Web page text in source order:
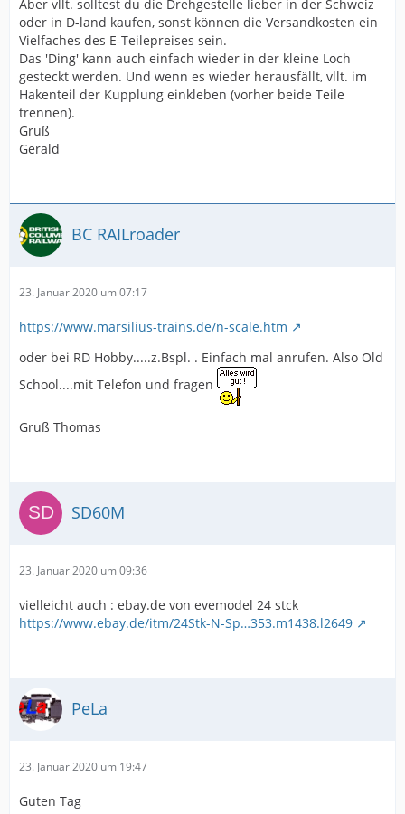
Aber vllt. solltest du die Drehgestelle lieber in der Schweiz
oder in D-land kaufen, sonst können die Versandkosten ein
Vielfaches des E-Teilepreises sein.
Das 'Ding' kann auch einfach wieder in der kleine Loch
gesteckt werden. Und wenn es wieder herausfällt, vllt. im
Hakenteil der Kupplung einkleben (vorher beide Teile
trennen).
Gruß
Gerald
BC RAILroader
23. Januar 2020 um 07:17
https://www.marsilius-trains.de/n-scale.htm
oder bei RD Hobby.....z.Bspl. . Einfach mal anrufen. Also Old
School....mit Telefon und fragen
Gruß Thomas
SD60M
23. Januar 2020 um 09:36
vielleicht auch : ebay.de von evemodel 24 stck
https://www.ebay.de/itm/24Stk-N-Sp…353.m1438.l2649
PeLa
23. Januar 2020 um 19:47
Guten Tag